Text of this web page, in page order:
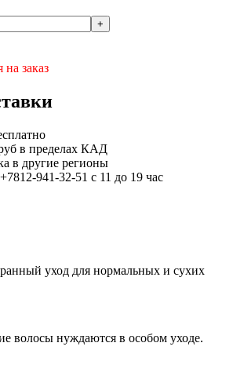
на заказ
в пределах КАД
в другие регионы
941-32-51 с 11 до 19 час
уход для нормальных и сухих
волосы нуждаются в особом уходе.